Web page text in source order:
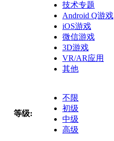
技术专题
Android Q游戏
iOS游戏
微信游戏
3D游戏
VR/AR应用
其他
等级:
不限
初级
中级
高级